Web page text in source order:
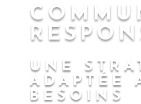
UNE
ADAPTÉE
BESOINS